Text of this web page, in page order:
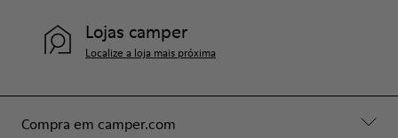
Compra em camper.com
Lojas camper
Localize a loja mais próxima